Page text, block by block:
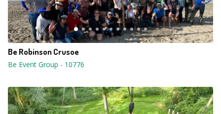
Be Robinson Crusoe
Be Event Group - 10776